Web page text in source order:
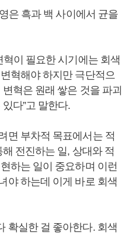
은 흑과 백 사이에서 균을
혁이 필요한 시기에는 회색
혁해야 하지만 극단적으
혁은 원래 쌓은 것을 파괴
다”고 말한다.
면 부차적 목표에서는 적
전진하는 일, 상대와 적
하는 일이 중요하며 이런
야 하는데 이게 바로 회색
확실한 걸 좋아한다. 회색